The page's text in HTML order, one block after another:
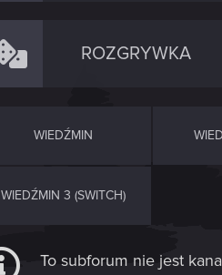
ROZGRYWKA
WIEDŹMIN
WIEDŹMIN 3 (SWITCH)
To subforum nie jest